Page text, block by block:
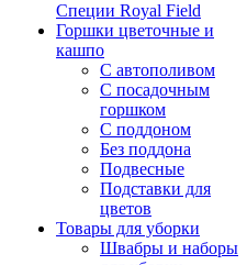
Специи Royal Field
Горшки цветочные и
кашпо
С автополивом
С посадочным
горшком
С поддоном
Без поддона
Подвесные
Подставки для
цветов
Товары для уборки
Швабры и наборы